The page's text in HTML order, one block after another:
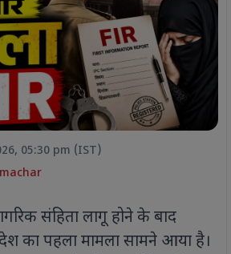
05:30 pm (IST)
संहिता लागू होने के बाद
का पहला मामला सामने आया है।